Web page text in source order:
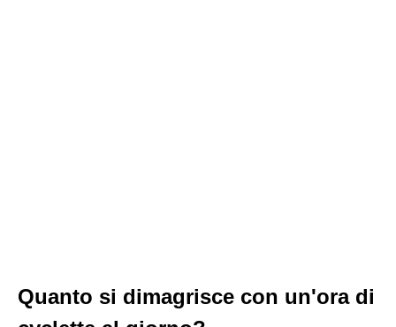
Quanto si dimagrisce con un'ora di